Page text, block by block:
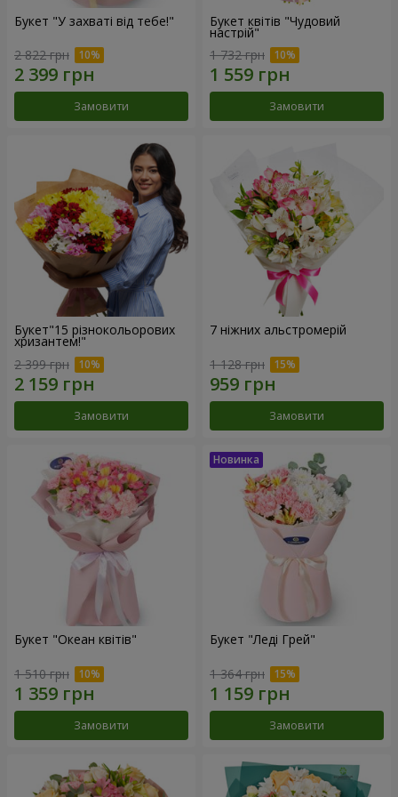
Букет "У захваті від тебе!"
2 822 грн
Замовити
Букет квітів "Чудовий
настрій"
1 732 грн
Замовити
Букет"15 різнокольорових
хризантем!"
2 399 грн
Замовити
7 ніжних альстромерій
1 128 грн
Замовити
Букет "Океан квітів"
1 510 грн
Замовити
Букет "Леді Грей"
1 364 грн
Замовити